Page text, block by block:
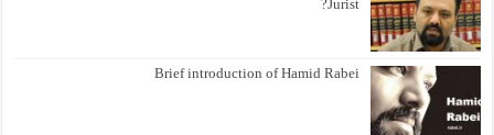
Jurist?
Brief introduction of Hamid Rabei